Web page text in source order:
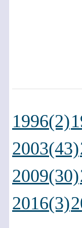
1996(2)
2003(43)
2009(30)
2016(3)